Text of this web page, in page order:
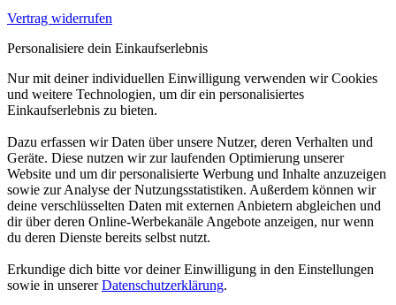
Vertrag widerrufen
Personalisiere dein Einkaufserlebnis
Nur mit deiner individuellen Einwilligung verwenden wir Cookies
und weitere Technologien, um dir ein personalisiertes
Einkaufserlebnis zu bieten.
Dazu erfassen wir Daten über unsere Nutzer, deren Verhalten und
Geräte. Diese nutzen wir zur laufenden Optimierung unserer
Website und um dir personalisierte Werbung und Inhalte anzuzeigen
sowie zur Analyse der Nutzungsstatistiken. Außerdem können wir
deine verschlüsselten Daten mit externen Anbietern abgleichen und
dir über deren Online-Werbekanäle Angebote anzeigen, nur wenn
du deren Dienste bereits selbst nutzt.
Erkundige dich bitte vor deiner Einwilligung in den Einstellungen
sowie in unsererDatenschutzerklärung.